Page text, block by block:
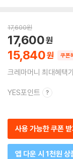
17,600원
15,840
17,600
쿠폰
크레마머니 최대혜택
YES포인트
사용 가능한 쿠폰
앱 다운 시 1천원 상